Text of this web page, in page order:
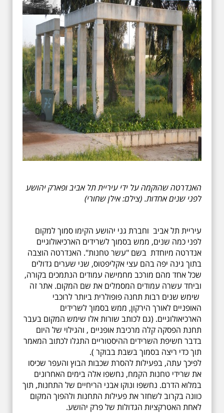
האנדרטה שהוקמה על ידי עיריית תל אביב ופארק יהושע
לפני שנים אחדות. (צילם: אילן שחורי)
עיריית תל אביב וחברת גני יהושע הקימו סמוך למקום
לפני כמה שנים, ממש בסמוך לשרידים הארכיאולוגיים
אנדרטה מיוחדת בשם "עשר טחנות". האנדרטה הוצבה
בתוך גינה יפה בהם עצי אקליפטוס, שני שערים גדולים
שכל אחד מהם מורכב מחמישה עמודים הנתמכים בקורה,
וביחד עשרה עמודים המסמלים את שם המקום. אתר זה
שימש שנים רבות תחנה פופולרית ביותר לרוכבי
האופניים לאורך הירקון, ממש בסמוך לשרידים
הארכיאולוגיים. (גם לכותב שורות אלו שימש המקום בעבר
תחנת הפסקה קלה מרכיבת אופניים , והגילוי של היום
בדבר חשיפת השרידים ההיסטוריים התגלו לכתוב המאמר
תוך כדי ריצה בסמוך בשבת בבוקר ).
לפיכך עתה, בפעילות להסרת שכבות הבוץ והעפר שכיסו
את שרידי טחנות הקמח, נחשפו אלה בימים האחרונים
במלוא הדרם. נחשפו ונוקו אבני הריחיים של התחנות, תוך
כוונה בקרוב לשחזר את פעילות התחנות ולהפוך המקום
לאחת האטרקציות הגדולות של פרק יהושע.